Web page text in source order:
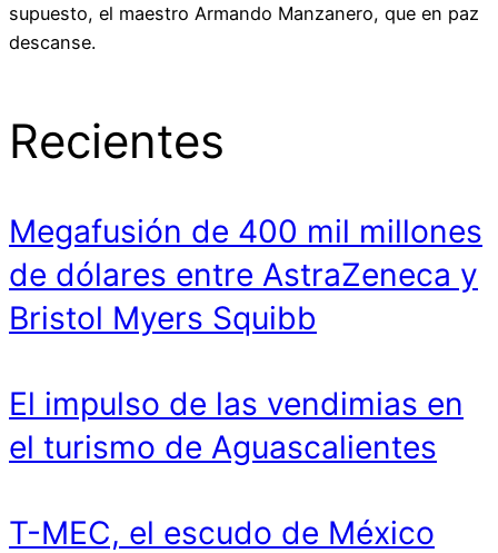
supuesto, el maestro Armando Manzanero, que en paz
descanse.
Recientes
Megafusión de 400 mil millones
de dólares entre AstraZeneca y
Bristol Myers Squibb
El impulso de las vendimias en
el turismo de Aguascalientes
T-MEC, el escudo de México